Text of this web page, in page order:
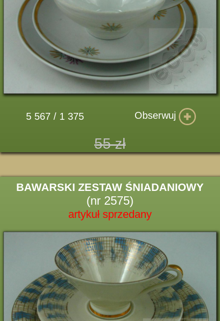
5 567 / 1 375 Obserwuj
55 zł
BAWARSKI ZESTAW ŚNIADANIOWY
(nr 2575)
artykuł sprzedany